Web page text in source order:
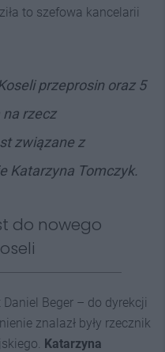
to szefowa kancelarii
przeprosin oraz 5
na rzecz
związane z
Katarzyna Tomczyk.
do nowego
Beger – do dyrekcji
znalazł były rzecznik
Katarzyna